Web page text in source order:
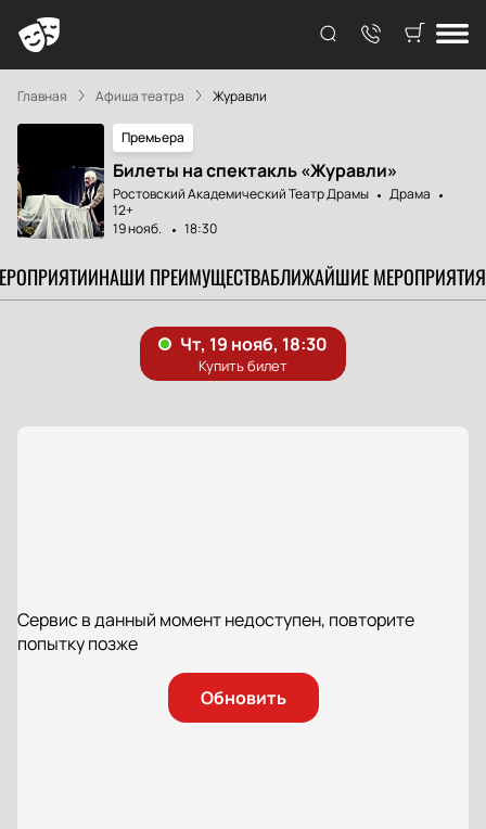
Главная Афиша театра Журавли
Премьера
Билеты на спектакль «Журавли»
Ростовский Академический Театр Драмы
Драма
12+
19 нояб.
18:30
НАШИ ПРЕИМУЩЕСТВАБЛИЖАЙШИЕ МЕРОПРИЯТИЯ
Сервис в данный момент недоступен, повторите
попытку позже
Обновить